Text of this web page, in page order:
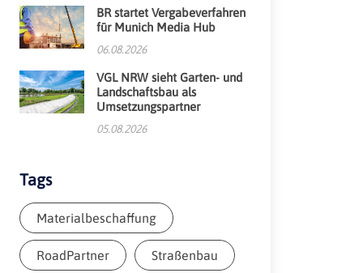
BR startet Vergabeverfahren
für Munich Media Hub
06.08.2026
VGL NRW sieht Garten- und
Landschaftsbau als
Umsetzungspartner
05.08.2026
Tags
Materialbeschaffung
RoadPartner Straßenbau